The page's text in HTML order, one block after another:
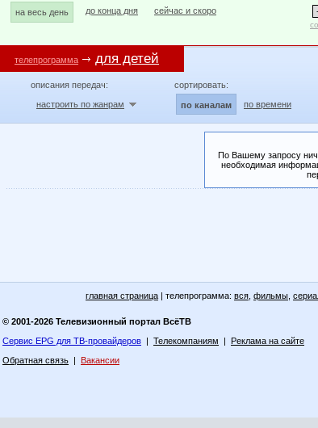
на весь день до конца дня сейчас и скоро
телепрограмма для детей
описания передач:
настроить по жанрам
сортировать:
по каналам по времени
По Вашему запросу
необходимая
главная страница | телепрограмма: вся фильмы
© 2001-2026 Телевизионный портал ВсёТВ
Сервис EPG для ТВ-провайдеров | Телекомпаниям | Реклама на сайте
Обратная связь | Вакансии